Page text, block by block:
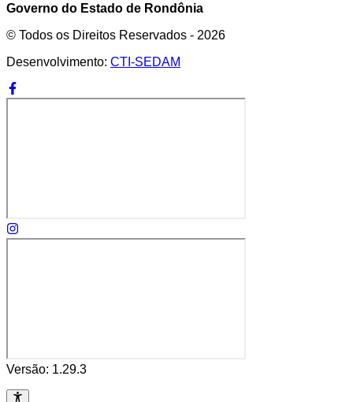
Governo do Estado de Rondônia
© Todos os Direitos Reservados - 2026
Desenvolvimento: CTI-SEDAM
Versão: 1.29.3